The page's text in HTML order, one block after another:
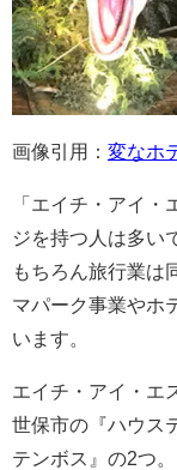
画像引用： 変なホ
「エイチ・アイ
ジを持つ人は多い
もちろん旅行業は
マパーク事業やホ
います。
エイチ・アイ・エ
世保市の『ハウス
テンボス』の2つ。